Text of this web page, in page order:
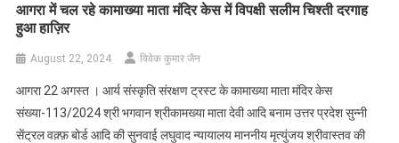
आगरा में चल रहे कामाख्या माता मंदिर केस में विपक्षी सलीम चिश्ती दरगाह
हुआ हाज़िर
August 22, 2024 विवेक कुमार जैन
आगरा 22 अगस्त । आर्य संस्कृति संरक्षण ट्रस्ट के कामाख्या माता मंदिर केस
संख्या-113/2024 श्री भगवान श्रीकामख्या माता देवी आदि बनाम उत्तर प्रदेश सुन्नी
सेंट्रल वक़्फ़ बोर्ड आदि की सुनवाई लघुवाद न्यायालय माननीय मृत्युंजय श्रीवास्तव की